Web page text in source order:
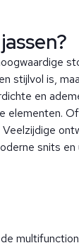
stijlvol is,
en
elementen.
snits